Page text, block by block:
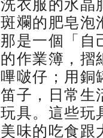
洗衣服的水晶
斑斕的肥皂泡
那是一個「自
的作業簿，摺
嗶啵仔；用銅
笛子，日常生
玩具。這些玩
美味的吃食跟